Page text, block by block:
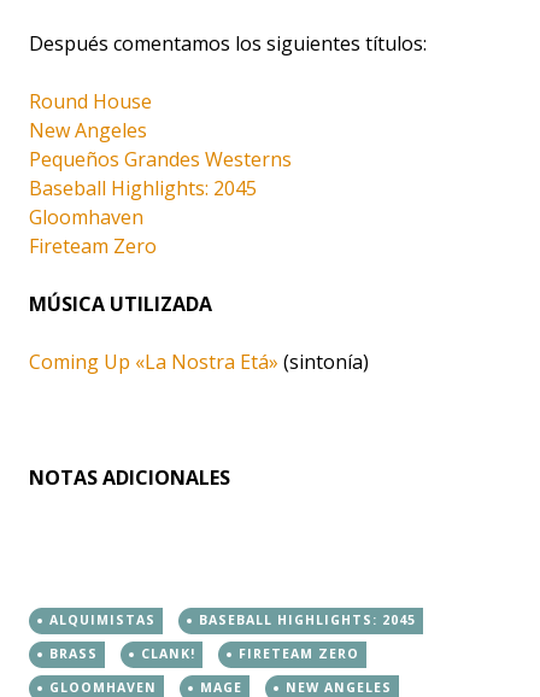
Después comentamos los siguientes títulos:
Round House
New Angeles
Pequeños Grandes Westerns
Baseball Highlights: 2045
Gloomhaven
Fireteam Zero
MÚSICA UTILIZADA
Coming Up «La Nostra Etá» (sintonía)
NOTAS ADICIONALES
ALQUIMISTAS
BASEBALL HIGHLIGHTS: 2045
BRASS
CLANK!
FIRETEAM ZERO
GLOOMHAVEN
MAGE
NEW ANGELES